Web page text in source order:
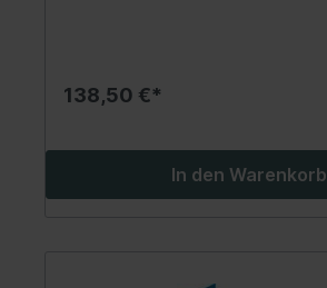
138,50 €*
In den Warenkorb